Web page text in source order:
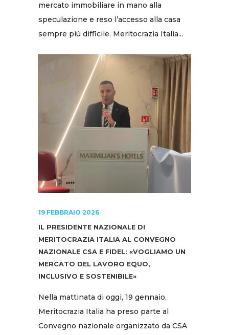
mercato immobiliare in mano alla
speculazione e reso l’accesso alla casa
sempre più difficile. Meritocrazia Italia...
19 FEBBRAIO 2026
IL PRESIDENTE NAZIONALE DI
MERITOCRAZIA ITALIA AL CONVEGNO
NAZIONALE CSA E FIDEL: «VOGLIAMO UN
MERCATO DEL LAVORO EQUO,
INCLUSIVO E SOSTENIBILE»
Nella mattinata di oggi, 19 gennaio,
Meritocrazia Italia ha preso parte al
Convegno nazionale organizzato da CSA